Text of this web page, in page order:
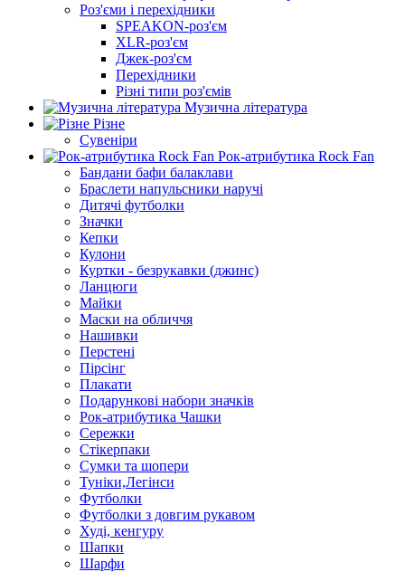
Роз'єми і перехідники
SPEAKON-роз'єм
XLR-роз'єм
Джек-роз'єм
Перехідники
Різні типи роз'ємів
Музична література
Різне
Сувеніри
Рок-атрибутика Rock Fan
Бандани бафи балаклави
Браслети напульсники наручі
Дитячі футболки
Значки
Кепки
Кулони
Куртки - безрукавки (джинс)
Ланцюги
Майки
Маски на обличчя
Нашивки
Перстені
Пірсінг
Плакати
Подарункові набори значків
Рок-атрибутика Чашки
Сережки
Стікерпаки
Сумки та шопери
Туніки,Легінси
Футболки
Футболки з довгим рукавом
Худі, кенгуру
Шапки
Шарфи